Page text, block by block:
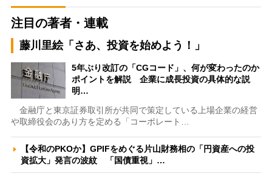
注目の著者・連載
藤川里絵「さあ、投資を始めよう！」
5年ぶり改訂の「CGコード」、何が変わったのか
ポイントを解説 企業に成長投資の具体的な説
明…
金融庁と東京証券取引所が共同で策定している上場企業の経営
や取締役会のあり方を定める「コーポレート…
【令和のPKOか】GPIFをめぐる片山財務相の「円資産への投
資拡大」発言の波紋 「国債重視」…